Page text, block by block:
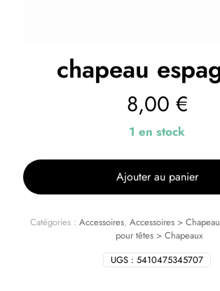
chapeau
8,00 €
1 en stock
Ajouter au panier
UGS : 5410475345707
Catégories : Accessoires, Accessoires >
pour têtes > Chapeaux